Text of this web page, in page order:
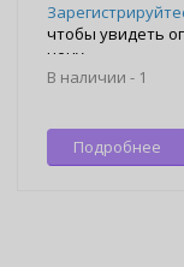
чтобы увидеть
цену
В наличии - 1
Подробнее